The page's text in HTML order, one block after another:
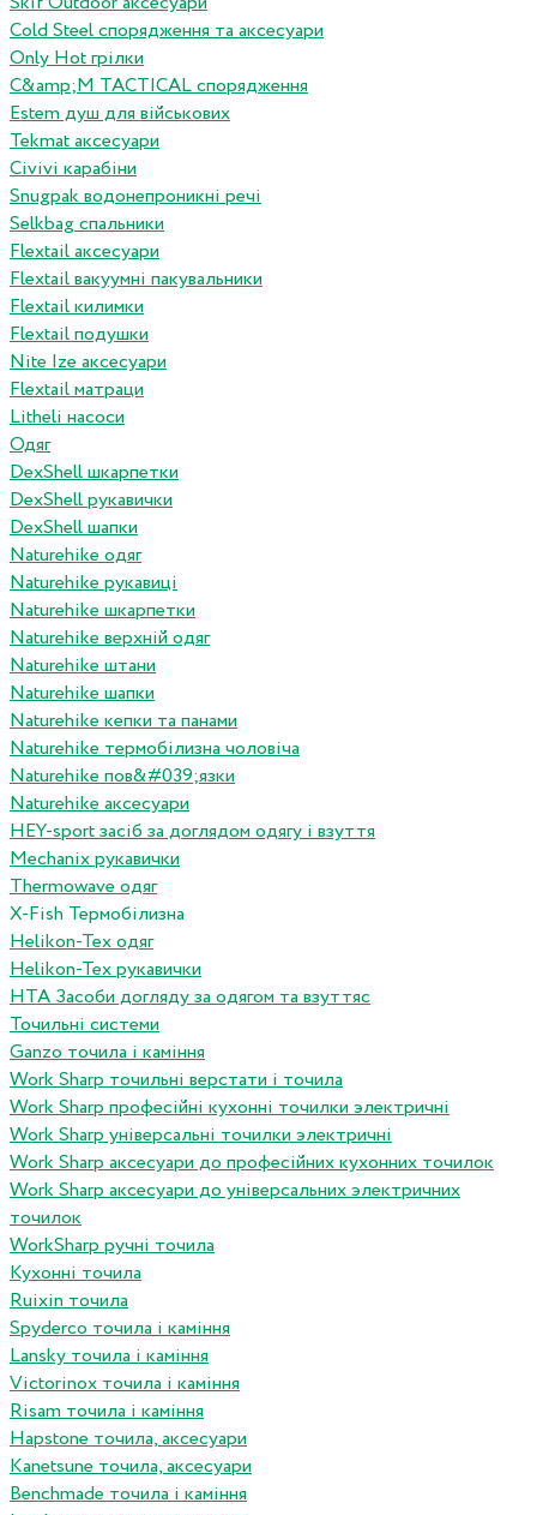
Cold Steel спорядження та аксесуари
Only Hot грілки
C&amp;M TACTICAL спорядження
Estem душ для військових
Tekmat аксесуари
Сivivi карабіни
Snugpak водонепроникні речі
Selkbag спальники
Flextail аксесуари
Flextail вакуумні пакувальники
Flextail килимки
Flextail подушки
Nite Ize аксесуари
Flextail матраци
Litheli насоси
Одяг
DexShell шкарпетки
DexShell рукавички
DexShell шапки
Naturehike одяг
Naturehike рукавиці
Naturehike шкарпетки
Naturehike верхній одяг
Naturehike штани
Naturehike шапки
Naturehike кепки та панами
Naturehike термобілизна чоловіча
Naturehike пов&#039;язки
Naturehike аксесуари
HEY-sport засіб за доглядом одягу і взуття
Mechanix рукавички
Thermowave одяг
X-Fish Термобілизна
Helikon-Tex одяг
Helikon-Tex рукавички
HTA Засоби догляду за одягом та взуттяс
Точильні системи
Ganzo точила і каміння
Work Sharp точильні верстати і точила
Work Sharp професiйнi кухоннi точилки электричнi
Work Sharp унiверсальнi точилки электричнi
Work Sharp аксесуари до професiйних кухонних точилок
Work Sharp аксесуари до унiверсальних электричних
точилок
WorkSharp ручні точила
Кухонні точила
Ruixin точила
Spyderco точила і каміння
Lansky точила і каміння
Victorinox точила і каміння
Risam точила і каміння
Hapstone точила, аксесуари
Kanetsune точила, аксесуари
Benchmade точила і каміння